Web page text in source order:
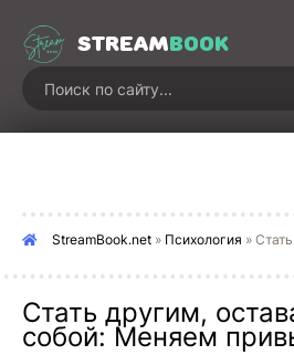
STREAMBOOK
StreamBook.net » Психология » Стать другим,
Стать другим,
собой: Меняем